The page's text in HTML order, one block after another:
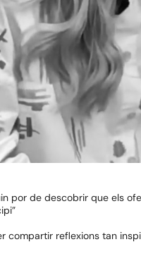
por de descobrir que els
compartir reflexions tan